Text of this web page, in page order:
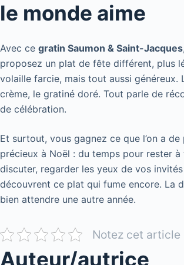
le monde aime
Avec ce gratin Saumon & Saint-Jacques
proposez un plat de fête différent, plus
volaille farcie, mais tout aussi généreux.
crème, le gratiné doré. Tout parle de
de célébration.
Et surtout, vous gagnez ce que l’on a de
précieux à Noël : du temps pour rester à
discuter, regarder les yeux de vos
découvrent ce plat qui fume encore. La
bien attendre une autre année.
Notez cet article
Auteur/autrice